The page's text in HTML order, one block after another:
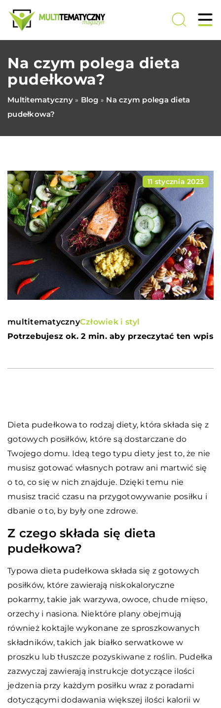
Na czym polega dieta
pudełkowa?
Multitematyczny» Blog » Na czym polega dieta
pudełkowa?
11 stycznia 2023
multitematycznyCzłowiek i styl
Potrzebujesz ok. 2 min. aby przeczytać ten wpis
Dieta pudełkowa to rodzaj diety, która składa się z
gotowych posiłków, które są dostarczane do
Twojego domu. Ideą tego typu diety jest to, że nie
musisz gotować własnych potraw ani martwić się
o to, co się w nich znajduje. Dzięki temu nie
musisz tracić czasu na przygotowywanie posiłku i
dbanie o to, by były one zdrowe.
Z czego składa się dieta
pudełkowa?
Typowa dieta pudełkowa składa się z gotowych
posiłków, które zawierają niskokaloryczne
pokarmy, takie jak warzywa, owoce, chude mięso,
orzechy i nasiona. Niektóre plany obejmują
również koktajle wykonane ze sproszkowanych
składników, takich jak białko serwatkowe w
proszku lub tłuszcze pozyskiwane z roślin. Pudełka
zazwyczaj zawierają instrukcje dotyczące ilości
jedzenia przy każdym posiłku wraz z poradami
dotyczącymi dodawania większej ilości kalorii w